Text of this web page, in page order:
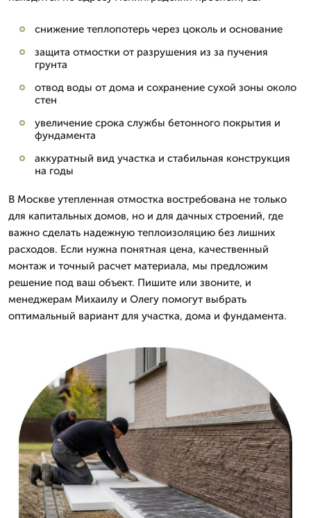
снижение теплопотерь через цоколь и основание
защита отмостки от разрушения из за пучения
грунта
отвод воды от дома и сохранение сухой зоны около
стен
увеличение срока службы бетонного покрытия и
фундамента
аккуратный вид участка и стабильная конструкция
на годы
В Москве утепленная отмостка востребована не только
для капитальных домов, но и для дачных строений, где
важно сделать надежную теплоизоляцию без лишних
расходов. Если нужна понятная цена, качественный
монтаж и точный расчет материала, мы предложим
решение под ваш объект. Пишите или звоните, и
менеджерам Михаилу и Олегу помогут выбрать
оптимальный вариант для участка, дома и фундамента.